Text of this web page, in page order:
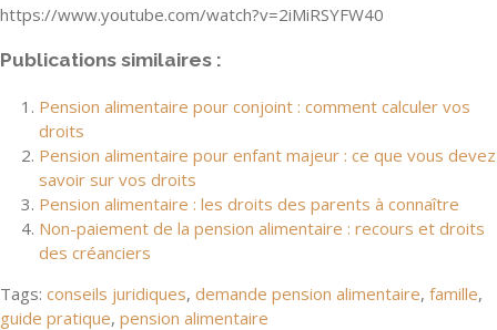
https://www.youtube.com/watch?v=2iMiRSYFW40
Publications similaires :
Pension alimentaire pour conjoint : comment calculer vos
droits
Pension alimentaire pour enfant majeur : ce que vous devez
savoir sur vos droits
Pension alimentaire : les droits des parents à connaître
Non-paiement de la pension alimentaire : recours et droits
des créanciers
Tags: conseils juridiques, demande pension alimentaire, famille,
guide pratique, pension alimentaire